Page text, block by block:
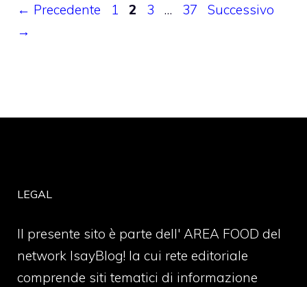
← Precedente Pagina
1 Pagina
2 Pagina
3 … Pagina
37
Successivo
→
LEGAL
Il presente sito è parte dell' AREA FOOD del
network IsayBlog! la cui rete editoriale
comprende siti tematici di informazione